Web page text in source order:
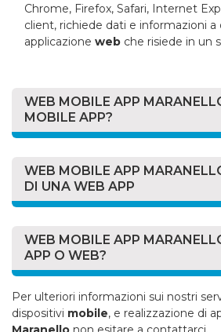
Chrome, Firefox, Safari, Internet
client, richiede dati e informazioni a
applicazione web che risiede in un
WEB MOBILE APP
MOBILE APP?
programmi specifici per i dispositivi
(smartphone, tablet) che si possono
market del proprio dispositivo (Play
molteplici funzionalità, create ad
portata di click.
Con l’avvento degli smartphone,
“tascabili”, si è iniziato a sviluppare
applicazioni per mobile, volte ad
WEB MOBILE APP
DI UNA WEB APP
installata in un pc ha i seguenti
Facile da aggiornare: se un
distribuire ad ogni postazione
l’applicazione aggiornata.
WEB MOBILE APP
APP O WEB?
Per una azienda la domanda sorge
meglio una applicazione
web o una
Per ulteriori informazioni sui nostri
dispositivi mobile, e realizzazione di